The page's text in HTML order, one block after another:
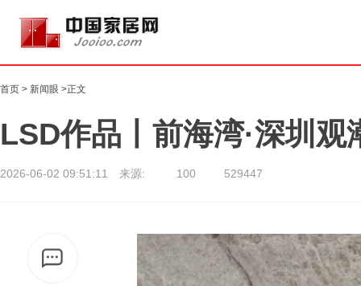
首页 > 新闻眼 >正文
LSD作品丨前海湾·深圳
2026-06-02 09:51:11 来源: 100 529447